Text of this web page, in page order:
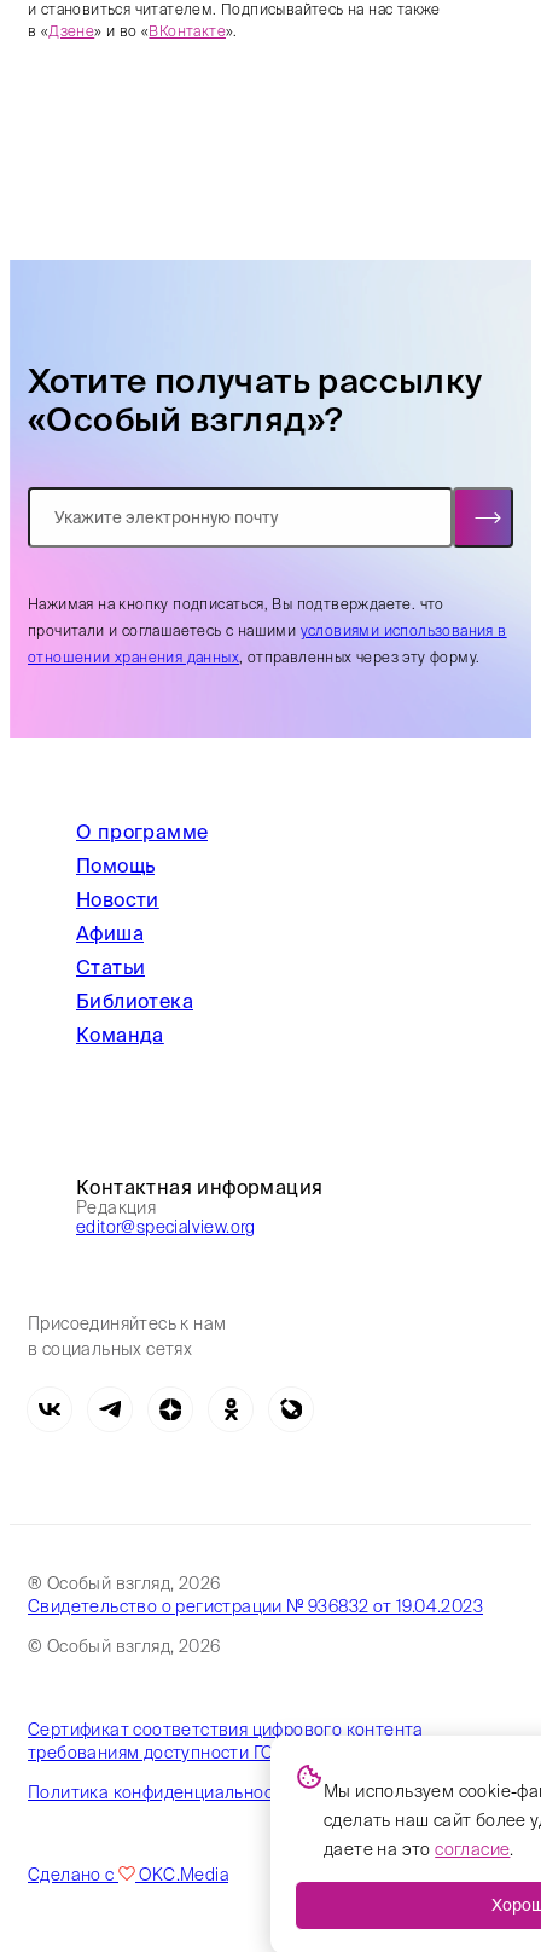
и становиться читателем. Подписывайтесь на нас также
в «Дзене» и во «ВКонтакте».
Хотите получать рассылку
«Особый взгляд»?
Нажимая на кнопку подписаться, Вы подтверждаете. что
прочитали и соглашаетесь с нашими условиями использования в
отношении хранения данных, отправленных через эту форму.
О программе
Помощь
Новости
Афиша
Статьи
Библиотека
Команда
Контактная информация
Редакция
editor@specialview.org
Присоединяйтесь к нам
в социальных сетях
® Особый взгляд, 2026
Свидетельство о регистрации № 936832 от 19.04.2023
© Особый взгляд, 2026
Сертификат соответствия цифрового контента
требованиям доступности ГОСТ
Политика конфиденциальности
Сделано с OKC.Media
Мы используем cookie-
сделать наш сайт более
даете на этосогласие.